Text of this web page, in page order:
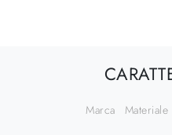
Marca Materiale